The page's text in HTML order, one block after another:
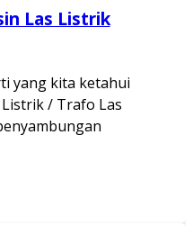
Las Listrik
yang kita ketahui
/ Trafo Las